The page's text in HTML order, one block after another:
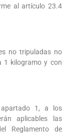
al artículo 23.4
no tripuladas no
1 kilogramo y con
1, a los
aplicables las
Reglamento de